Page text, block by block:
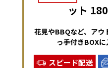
ット
花見やBBQなど、アウ
っ手付きBOXに
スピード配送